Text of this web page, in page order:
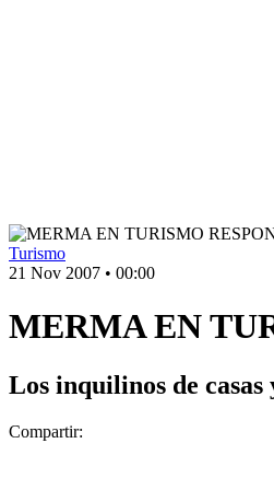
Turismo
21 Nov 2007 • 00:00
MERMA EN
Los inquilinos de
Compartir: